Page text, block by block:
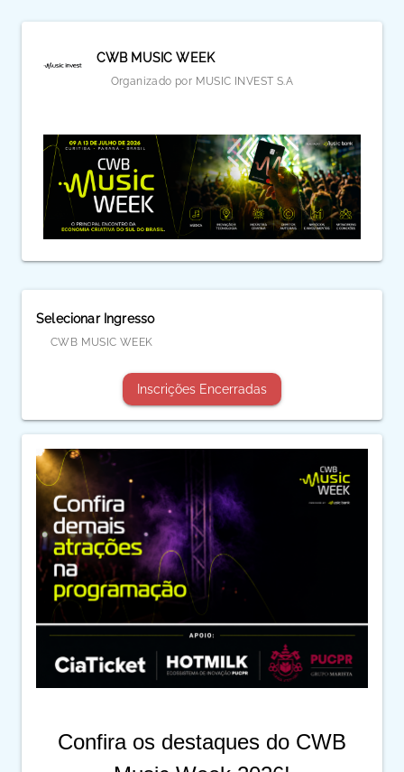
CWB MUSIC WEEK
Organizado por MUSIC INVEST S.A
Selecionar Ingresso
CWB MUSIC WEEK
Inscrições Encerradas
Confira os destaques do CWB